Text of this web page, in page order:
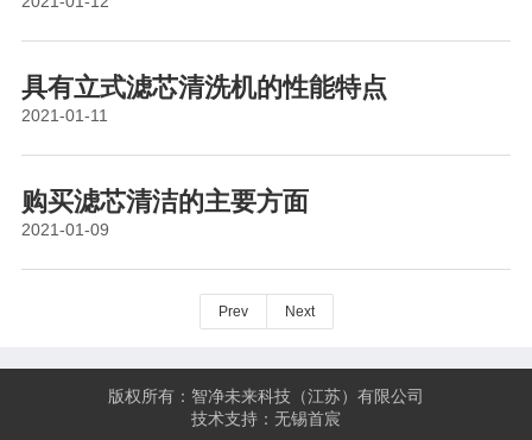
具有立式滤芯清洗机的性能特点
2021-01-11
购买滤芯清洁的主要方面
2021-01-09
Prev Next
版权所有：智净未来科技（江苏）有限公司
技术支持：无锡首宸